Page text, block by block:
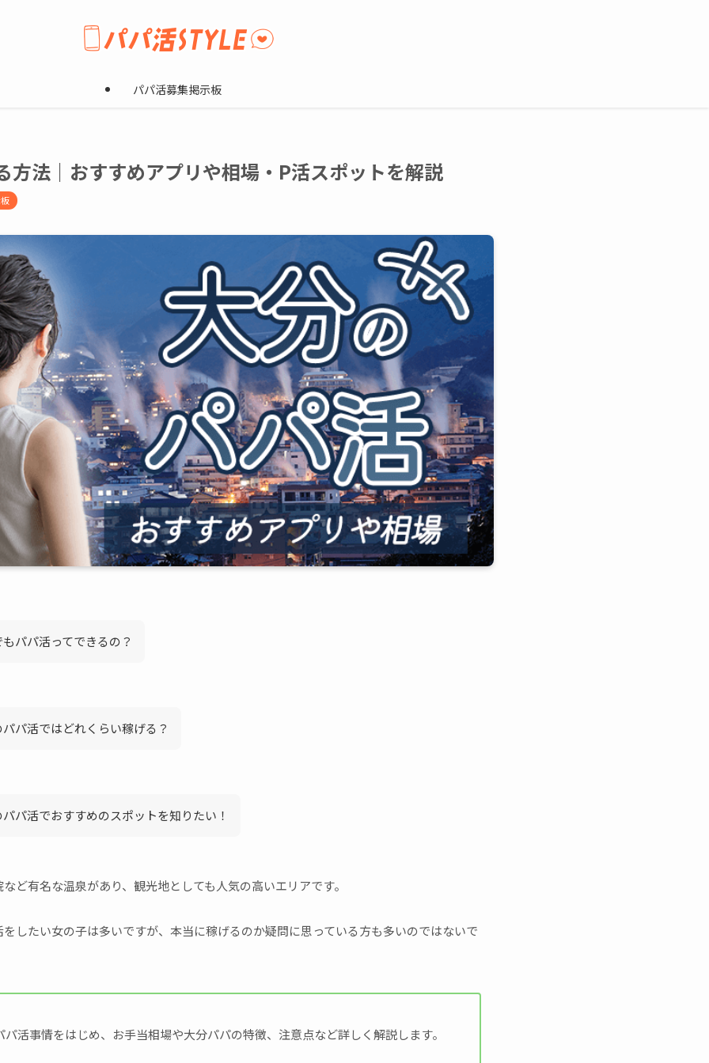
パパ活募集掲示板
方法｜おすすめアプリや相場・P活スポットを解説
パパ活ってできるの？
パ活ではどれくらい稼げる？
パ活でおすすめのスポットを知りたい！
ど有名な温泉があり、観光地としても人気の高いエリアです。
したい女の子は多いですが、本当に稼げるのか疑問に思っている方も多いのではないで
活事情をはじめ、お手当相場や大分パパの特徴、注意点など詳しく解説します。